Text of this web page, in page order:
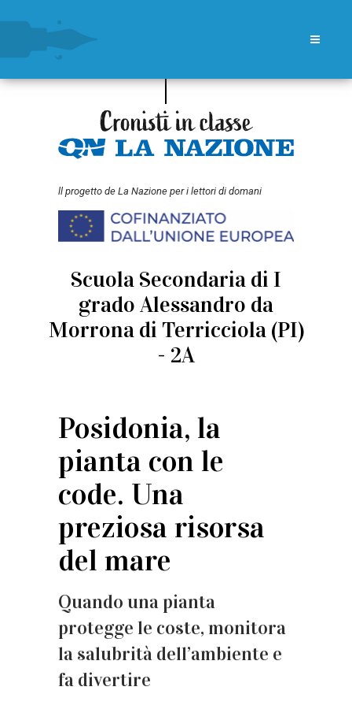
ll progetto de La Nazione per i lettori di domani
Scuola Secondaria di I
grado Alessandro da
Morrona di Terricciola (PI)
- 2A
Posidonia, la
pianta con le
code. Una
preziosa risorsa
del mare
Quando una pianta
protegge le coste, monitora
la salubrità dell’ambiente e
fa divertire